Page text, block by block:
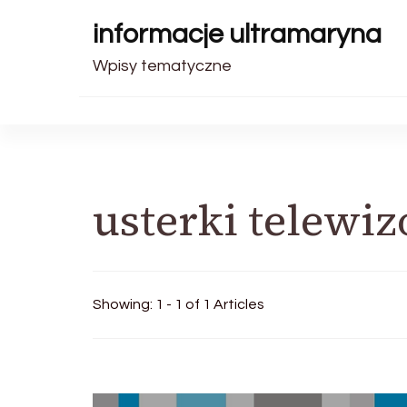
informacje ultramaryna
Wpisy tematyczne
usterki
Showing: 1 - 1 of 1 Articles